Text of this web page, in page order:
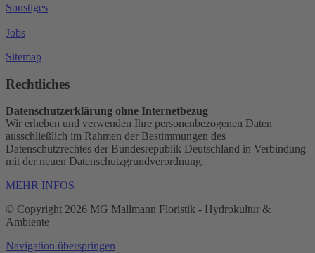
Sonstiges
Jobs
Sitemap
Rechtliches
Datenschutzerklärung ohne Internetbezug
Wir erheben und verwenden Ihre personenbezogenen Daten
ausschließlich im Rahmen der Bestimmungen des
Datenschutzrechtes der Bundesrepublik Deutschland in Verbindung
mit der neuen Datenschutzgrundverordnung.
MEHR INFOS
© Copyright 2026 MG Mallmann Floristik - Hydrokultur &
Ambiente
Navigation überspringen